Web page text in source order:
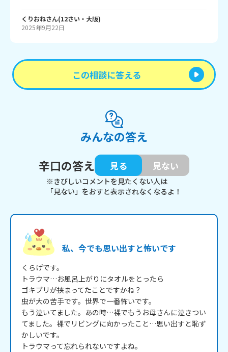
くりおねさん(12さい・ 大阪)
2025年9月22日
この相談に答える
みんなの答え
辛口の答え
見る 見ない
※きびしいコメントを見たくない人は
「見ない」をおすと表示されなくなるよ！
私、今でも思い出すと怖いです
くらげです。
トラウマ…お風呂上がりにタオルをとったら
ゴキブリが挟まってたことですかね？
虫が大の苦手です。世界で一番怖いです。
もう泣いてました。あの時…裸でもうお母さんに泣きつい
てました。裸でリビングに向かったこと…思い出すと恥ず
かしいです。
トラウマって忘れられないですよね。